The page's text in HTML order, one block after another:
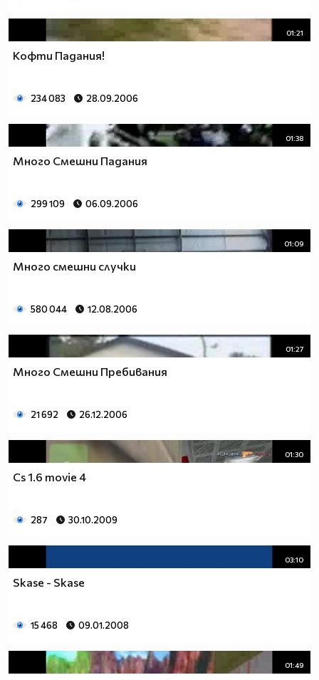
01:21
Кофти Падания!
234 083 28.09.2006
01:38
Много Смешни Падания
299 109 06.09.2006
01:09
Много смешни случки
580 044 12.08.2006
01:27
Много Смешни Пребивания
21 692 26.12.2006
01:30
Cs 1.6 movie 4
287 30.10.2009
03:10
Skase - Skase
15 468 09.01.2008
01:49